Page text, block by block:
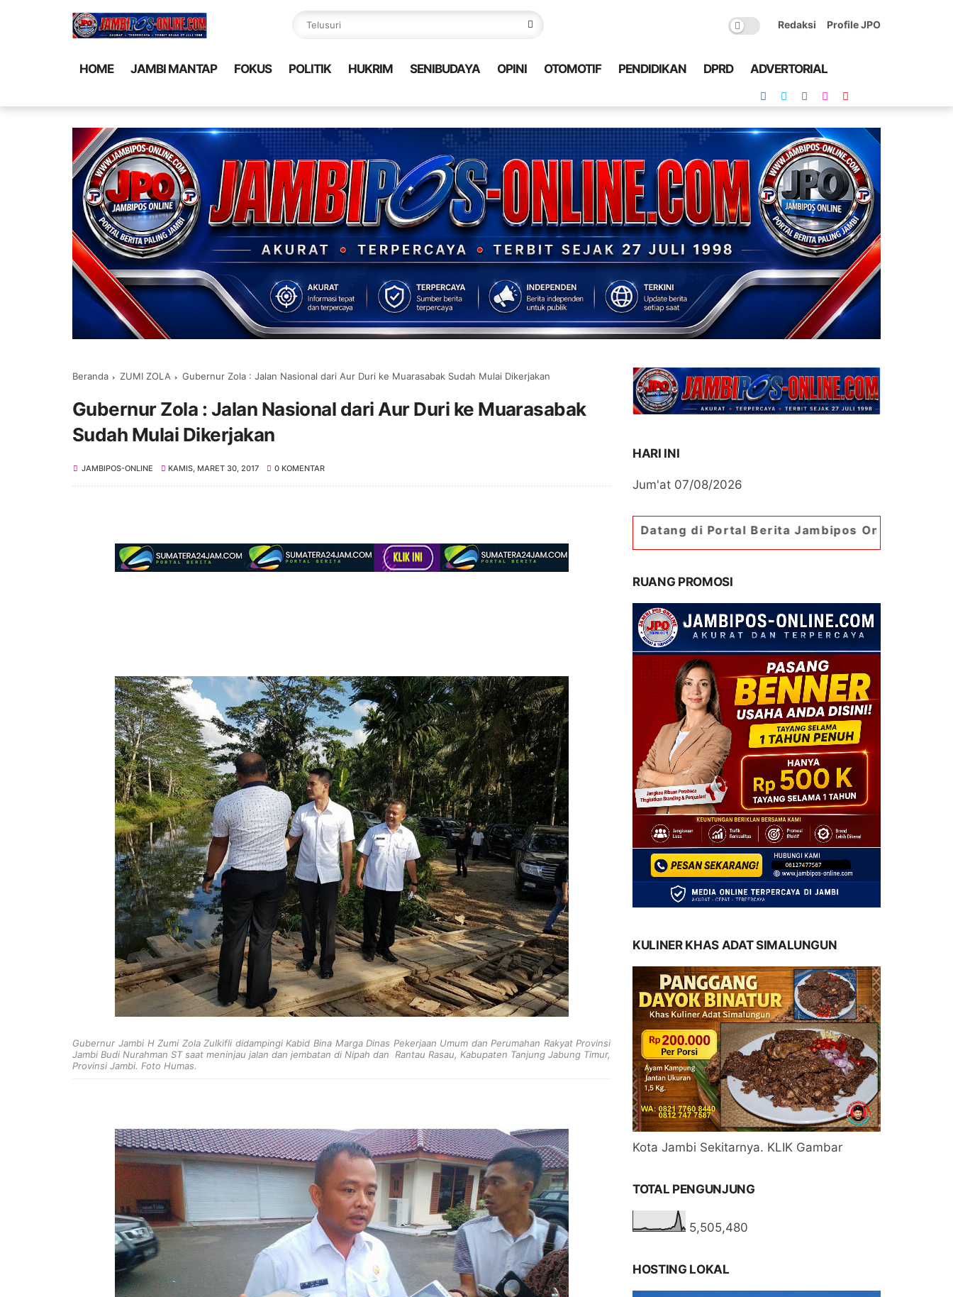
Redaksi Profile JPO
HOME JAMBI MANTAP FOKUS POLITIK HUKRIM SENIBUDAYA OPINI OTOMOTIF PENDIDIKAN DPRD ADVERTORIAL
Beranda ZUMI ZOLA Gubernur Zola : Jalan Nasional dari Aur Duri ke Muarasabak Sudah Mulai Dikerjakan
Gubernur Zola : Jalan Nasional dari Aur Duri ke Muarasabak
Sudah Mulai Dikerjakan
JAMBIPOS-ONLINE KAMIS, MARET 30, 2017 0 KOMENTAR
Gubernur Jambi H Zumi Zola Zulkifli didampingi Kabid Bina Marga Dinas Pekerjaan Umum dan Perumahan Rakyat Provinsi
Jambi Budi Nurahman ST saat meninjau jalan dan jembatan di Nipah dan Rantau Rasau, Kabupaten Tanjung Jabung Timur,
Provinsi Jambi. Foto Humas.
HARI INI
Jum'at 07/08/2026
Selamat Datang di Portal Berita Jambipos Online. Portal Berita
RUANG PROMOSI
KULINER KHAS ADAT SIMALUNGUN
Kota Jambi Sekitarnya. KLIK Gambar
TOTAL PENGUNJUNG
5,505,480
HOSTING LOKAL